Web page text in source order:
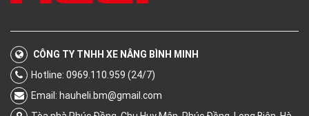
CÔNG TY TNHH XE NÂNG BÌNH MINH
Hotline: 0969.110.959 (24/7)
Email: hauheli.bm@gmail.com